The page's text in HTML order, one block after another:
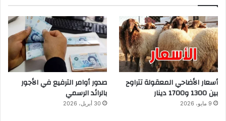
أسعار الأضاحي المعقولة تتراوح
بين 1300 و1700 دينار
9 مايو، 2026
صدور أوامر الترفيع في الأجور
بالرائد الرسمي
30 أبريل، 2026